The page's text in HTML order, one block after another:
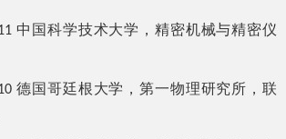
中国科学技术大学，精密机械与精密仪
德国哥廷根大学，第一物理研究所，联